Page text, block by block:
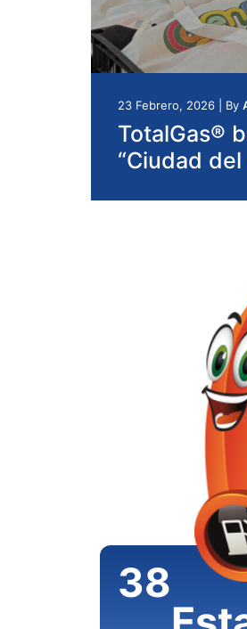
23 Febrero, 2026 By
TotalGas®
“Ciudad del
38